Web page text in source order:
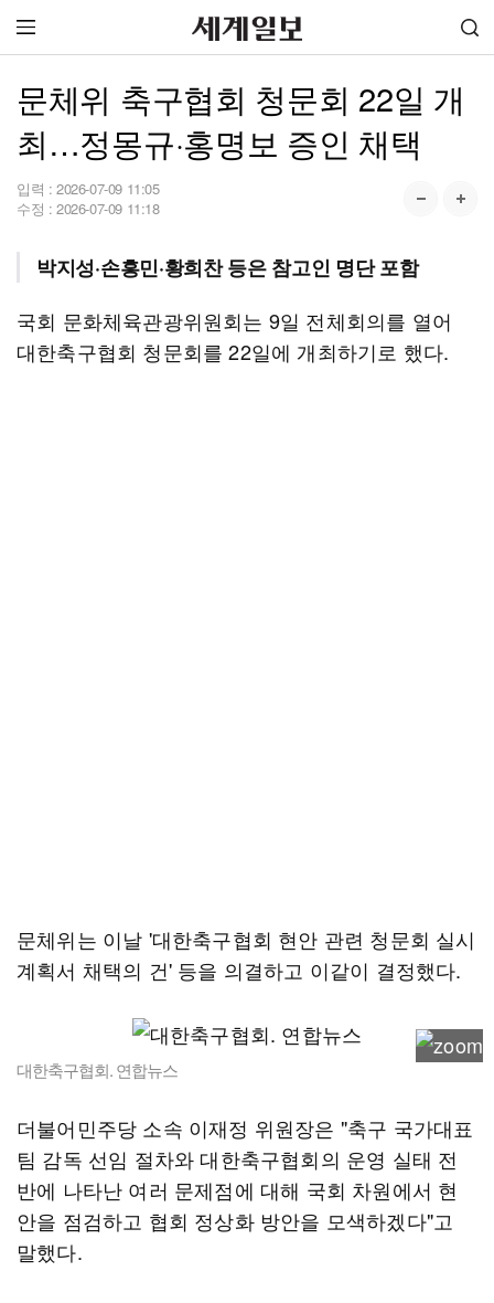
문체위 축구협회 청문회 22일 개
최…정몽규·홍명보 증인 채택
입력 : 2026-07-09 11:05
수정 : 2026-07-09 11:18
박지성·손흥민·황희찬 등은 참고인 명단 포함
국회 문화체육관광위원회는 9일 전체회의를 열어
대한축구협회 청문회를 22일에 개최하기로 했다.
문체위는 이날 '대한축구협회 현안 관련 청문회 실시
계획서 채택의 건' 등을 의결하고 이같이 결정했다.
대한축구협회. 연합뉴스
더불어민주당 소속 이재정 위원장은 "축구 국가대표
팀 감독 선임 절차와 대한축구협회의 운영 실태 전
반에 나타난 여러 문제점에 대해 국회 차원에서 현
안을 점검하고 협회 정상화 방안을 모색하겠다"고
말했다.